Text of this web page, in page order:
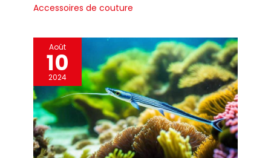
Accessoires de couture
Août
10
2024